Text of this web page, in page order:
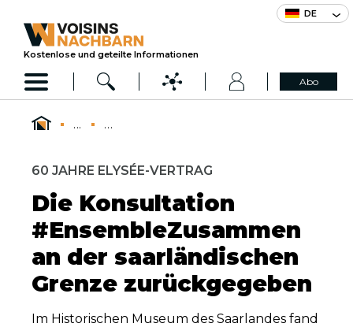
DE
Kostenlose und geteilte Informationen
Abo
... ...
60 JAHRE ELYSÉE-VERTRAG
Die Konsultation
#EnsembleZusammen
an der saarländischen
Grenze zurückgegeben
Im Historischen Museum des Saarlandes fand